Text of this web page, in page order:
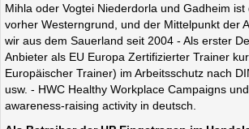
Mihla oder Vogtei Niederdorla und Gadheim ist
vorher Westerngrund, und der Mittelpunkt der
wir aus dem Sauerland seit 2004 - Als erster
Anbieter als EU Europa Zertifizierter Trainer
Europäischer Trainer) im Arbeitsschutz nach
usw. - HWC Healthy Workplace Campaigns
awareness-raising activity in deutsch.